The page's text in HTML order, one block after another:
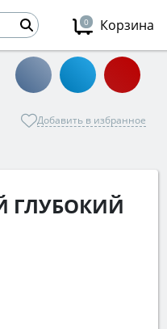
0 Корзина
Добавить в избранное
ГЛУБОКИЙ